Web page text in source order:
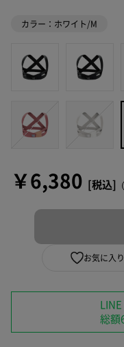
カラー：ホワイト/M
￥6,380
お気に入り
総額